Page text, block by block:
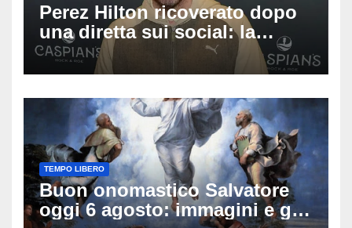
Perez Hilton ricoverato dopo
una diretta sui social: la
famiglia rompe il silenzio
sulle sue condizioni
TEMPO LIBERO
Buon onomastico Salvatore
oggi 6 agosto: immagini e gif